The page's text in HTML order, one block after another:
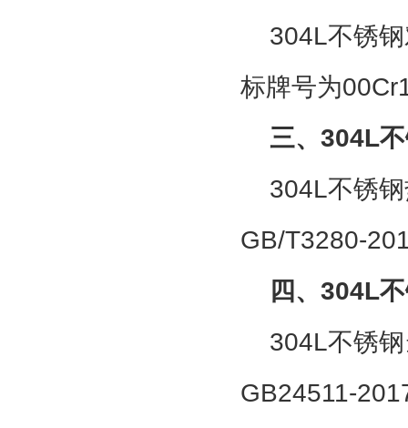
304L不锈
标牌号为
三、 304L
304L不锈
GB/T3280-
四、 304L
304L不锈
GB24511-